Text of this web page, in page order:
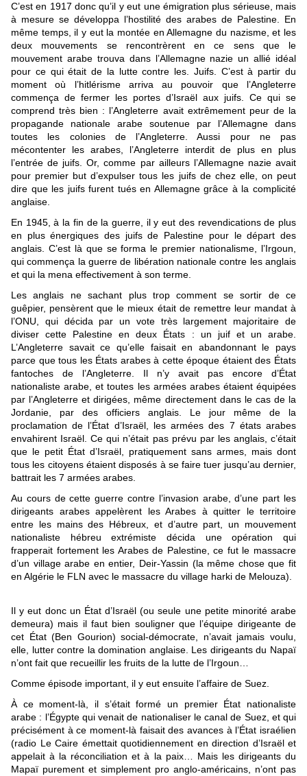
C’est en 1917 donc qu’il y eut une émigration plus sérieuse, mais
à mesure se développa l’hostilité des arabes de Palestine. En
même temps, il y eut la montée en Allemagne du nazisme, et les
deux mouvements se rencontrèrent en ce sens que le
mouvement arabe trouva dans l’Allemagne nazie un allié idéal
pour ce qui était de la lutte contre les. Juifs. C’est à partir du
moment où l’hitlérisme arriva au pouvoir que l’Angleterre
commença de fermer les portes d’Israël aux juifs. Ce qui se
comprend très bien : l’Angleterre avait extrêmement peur de la
propagande nationale arabe soutenue par l’Allemagne dans
toutes les colonies de l’Angleterre. Aussi pour ne pas
mécontenter les arabes, l’Angleterre interdit de plus en plus
l’entrée de juifs. Or, comme par ailleurs l’Allemagne nazie avait
pour premier but d’expulser tous les juifs de chez elle, on peut
dire que les juifs furent tués en Allemagne grâce à la complicité
anglaise.
En 1945, à la fin de la guerre, il y eut des revendications de plus
en plus énergiques des juifs de Palestine pour le départ des
anglais. C’est là que se forma le premier nationalisme, l’Irgoun,
qui commença la guerre de libération nationale contre les anglais
et qui la mena effectivement à son terme.
Les anglais ne sachant plus trop comment se sortir de ce
guêpier, pensèrent que le mieux était de remettre leur mandat à
l’ONU, qui décida par un vote très largement majoritaire de
diviser cette Palestine en deux États : un juif et un arabe.
L’Angleterre savait ce qu’elle faisait en abandonnant le pays
parce que tous les États arabes à cette époque étaient des États
fantoches de l’Angleterre. Il n’y avait pas encore d’État
nationaliste arabe, et toutes les armées arabes étaient équipées
par l’Angleterre et dirigées, même directement dans le cas de la
Jordanie, par des officiers anglais. Le jour même de la
proclamation de l’État d’Israël, les armées des 7 états arabes
envahirent Israël. Ce qui n’était pas prévu par les anglais, c’était
que le petit État d’Israël, pratiquement sans armes, mais dont
tous les citoyens étaient disposés à se faire tuer jusqu’au dernier,
battrait les 7 armées arabes.
Au cours de cette guerre contre l’invasion arabe, d’une part les
dirigeants arabes appelèrent les Arabes à quitter le territoire
entre les mains des Hébreux, et d’autre part, un mouvement
nationaliste hébreu extrémiste décida une opération qui
frapperait fortement les Arabes de Palestine, ce fut le massacre
d’un village arabe en entier, Deir-Yassin (la même chose que fit
en Algérie le FLN avec le massacre du village harki de Melouza).
Il y eut donc un État d’Israël (ou seule une petite minorité arabe
demeura) mais il faut bien souligner que l’équipe dirigeante de
cet État (Ben Gourion) social-démocrate, n’avait jamais voulu,
elle, lutter contre la domination anglaise. Les dirigeants du Napaï
n’ont fait que recueillir les fruits de la lutte de l’Irgoun…
Comme épisode important, il y eut ensuite l’affaire de Suez.
À ce moment-là, il s’était formé un premier État nationaliste
arabe : l’Égypte qui venait de nationaliser le canal de Suez, et qui
précisément à ce moment-là faisait des avances à l’État israélien
(radio Le Caire émettait quotidiennement en direction d’Israël et
appelait à la réconciliation et à la paix… Mais les dirigeants du
Mapaï purement et simplement pro anglo-américains, n’ont pas